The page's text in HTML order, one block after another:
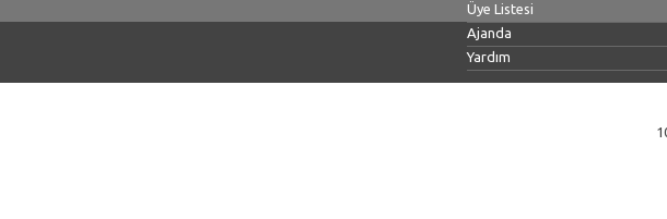
Üye Listesi
Ajanda
Yardım